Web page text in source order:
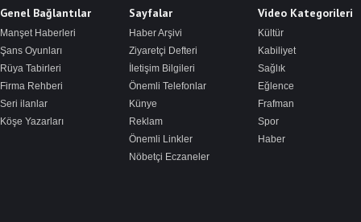
Genel Bağlantılar
Manşet Haberleri
Şans Oyunları
Rüya Tabirleri
Firma Rehberi
Seri ilanlar
Köşe Yazarları
Sayfalar
Haber Arşivi
Ziyaretçi Defteri
İletişim Bilgileri
Önemli Telefonlar
Künye
Reklam
Önemli Linkler
Nöbetçi Eczaneler
Video Kategorileri
Kültür
Kabiliyet
Sağlık
Eğlence
Frafman
Spor
Haber